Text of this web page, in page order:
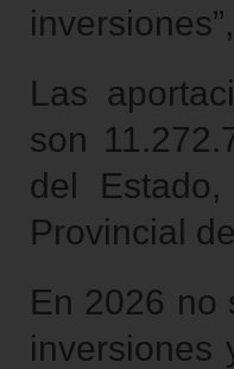
Las
son
del
Provincial
En 2026 no
inversiones